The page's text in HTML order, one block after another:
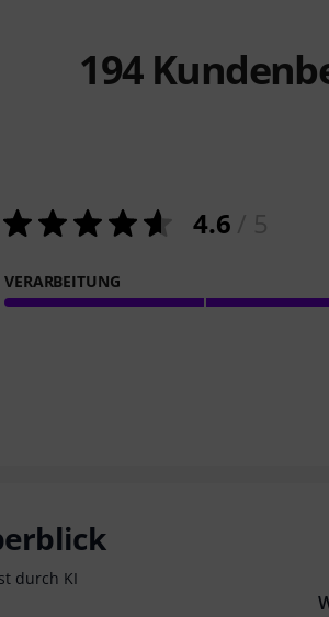
194
4.6
VERARBEITUNG
durch KI